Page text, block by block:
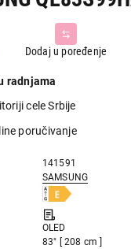
Dodaj u poređenje
radnjama
cele Srbije
poručivanje
141591
SAMSUNG
OLED
83" [ 208 cm ]